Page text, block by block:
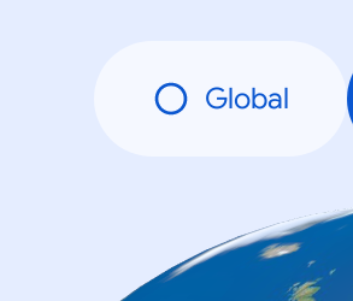
Global